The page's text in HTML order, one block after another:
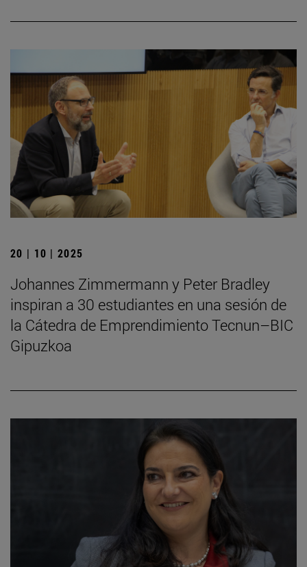
20 | 10 | 2025
Johannes Zimmermann y Peter Bradley
inspiran a 30 estudiantes en una sesión de
la Cátedra de Emprendimiento Tecnun–BIC
Gipuzkoa